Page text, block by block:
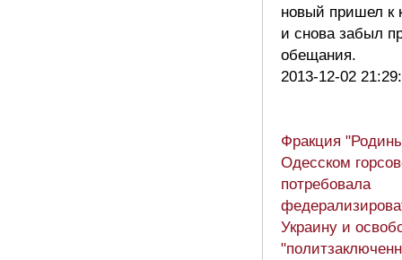
новый пришел к
и снова забыл
обещания.
2013-12-02
Фракция
Одесском
потребовала
Украину и